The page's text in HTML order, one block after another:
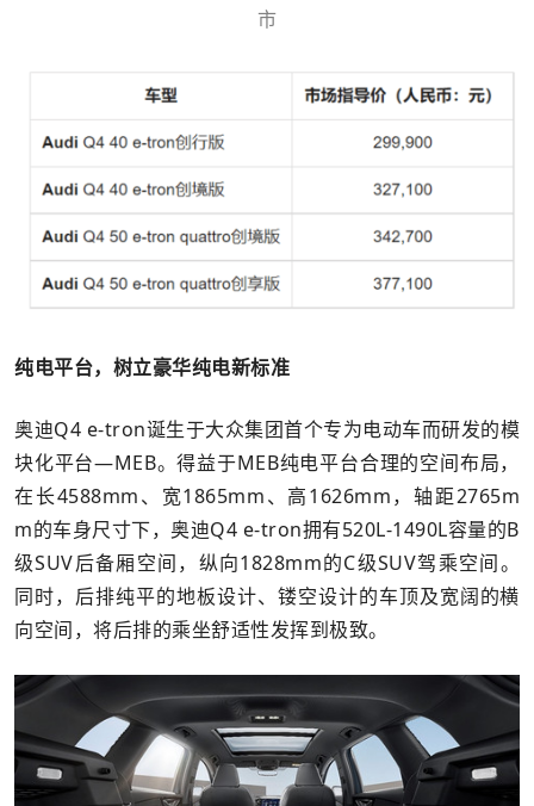
市
纯电平台，树立豪华纯电新标准
奥迪Q4 e-tron诞生于大众集团首个专为电动车而研发的模
块化平台—MEB。得益于MEB纯电平台合理的空间布局，
在长4588mm、宽1865mm、高1626mm，轴距2765m
m的车身尺寸下，奥迪Q4 e-tron拥有520L-1490L容量的B
级SUV后备厢空间，纵向1828mm的C级SUV驾乘空间。
同时，后排纯平的地板设计、镂空设计的车顶及宽阔的横
向空间，将后排的乘坐舒适性发挥到极致。